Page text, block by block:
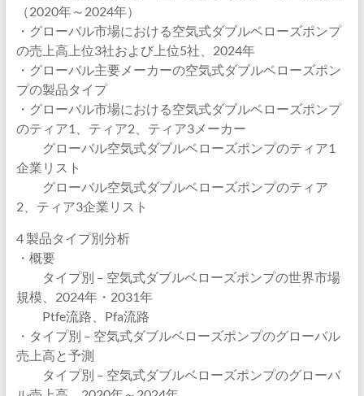
（2020年～2024年）
・グローバル市場における空気式ダブルベローズポンプ
の売上高上位3社および上位5社、2024年
・グローバル主要メーカーの空気式ダブルベローズポン
プの製品タイプ
・グローバル市場における空気式ダブルベローズポンプ
のティア1、ティア2、ティア3メーカー
グローバル空気式ダブルベローズポンプのティア1
企業リスト
グローバル空気式ダブルベローズポンプのティア
2、ティア3企業リスト
4 製品タイプ別分析
・概要
タイプ別 – 空気式ダブルベローズポンプの世界市場
規模、2024年・2031年
Ptfe流路、Pfa流路
・タイプ別 – 空気式ダブルベローズポンプのグローバル
売上高と予測
タイプ別 – 空気式ダブルベローズポンプのグローバ